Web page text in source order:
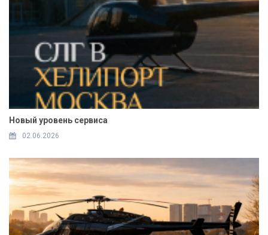
Новый уровень сервиса
02.06.2026